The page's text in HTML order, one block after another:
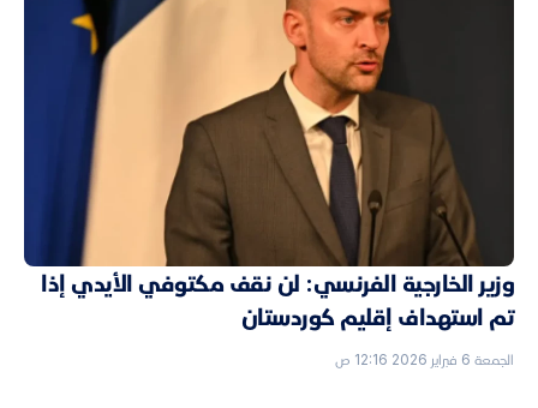
وزير الخارجية الفرنسي: لن نقف مكتوفي الأيدي إذا
تم استهداف إقليم كوردستان
الجمعة 6 فبراير 2026 12:16 ص